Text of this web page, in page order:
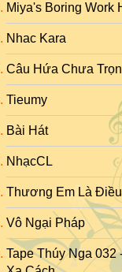
Miya's Boring Work
Nhac Kara
Câu Hứa Chưa
Tieumy
Bài Hát
NhạcCL
Thương Em Là
Vô Ngại Pháp
Tape Thúy Nga 032